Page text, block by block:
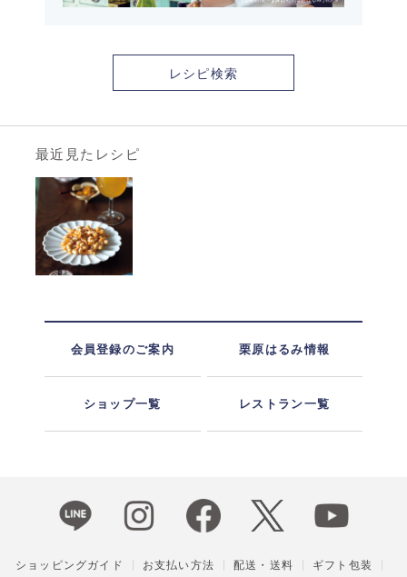
レシピ検索
最近見たレシピ
会員登録のご案内 栗原はるみ情報
ショップ一覧 レストラン一覧
ショッピングガイド お支払い方法 配送・送料 ギフト包装